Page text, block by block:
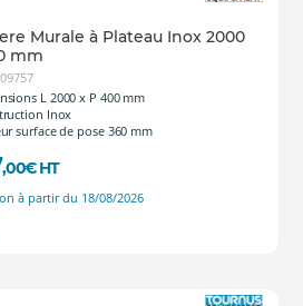
Murale à Plateau Inox 2000
mm
L 2000 x P 400 mm
Inox
surface de pose 360 mm
,00€ HT
à partir du 18/08/2026